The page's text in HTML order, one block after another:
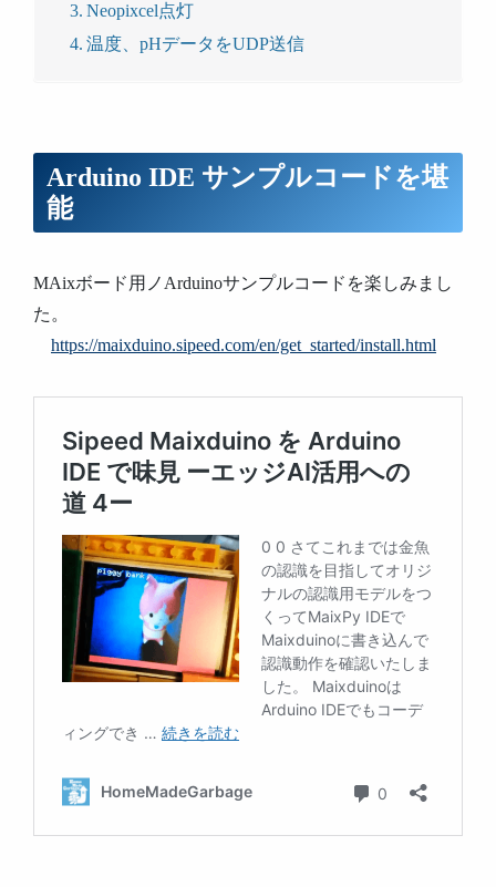
Neopixcel点灯
温度、pHデータをUDP送信
Arduino IDE サンプルコードを堪
能
MAixボード用ノArduinoサンプルコードを楽しみまし
た。
https://maixduino.sipeed.com/en/get_started/install.html